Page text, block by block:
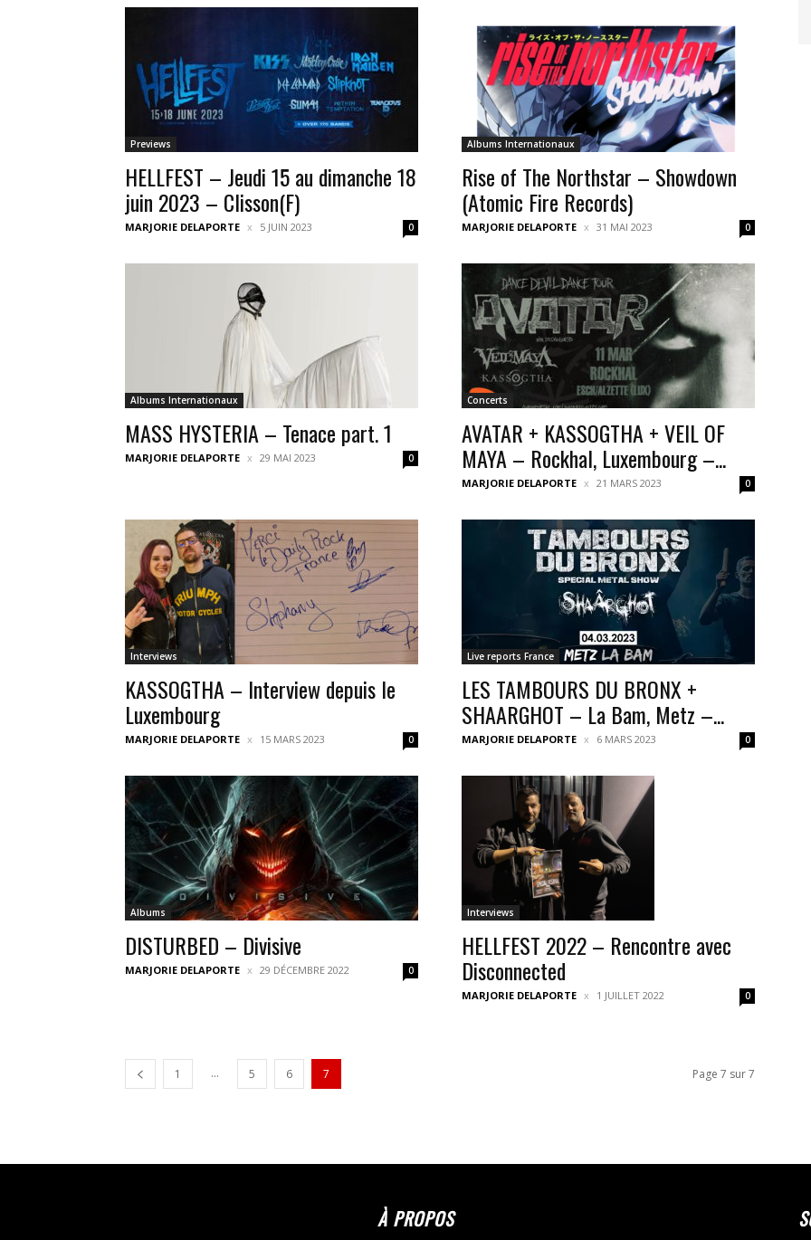
Previews
HELLFEST – Jeudi 15 au dimanche 18
juin 2023 – Clisson(F)
MARJORIE DELAPORTE 5 JUIN 2023 0
Albums Internationaux
Rise of The Northstar – Showdown
(Atomic Fire Records)
MARJORIE DELAPORTE 31 MAI 2023 0
Albums Internationaux
MASS HYSTERIA – Tenace part. 1
MARJORIE DELAPORTE 29 MAI 2023 0
Concerts
AVATAR + KASSOGTHA + VEIL OF
MAYA – Rockhal, Luxembourg –...
MARJORIE DELAPORTE 21 MARS 2023 0
Interviews
KASSOGTHA – Interview depuis le
Luxembourg
MARJORIE DELAPORTE 15 MARS 2023 0
Live reports France
LES TAMBOURS DU BRONX +
SHAARGHOT – La Bam, Metz –...
MARJORIE DELAPORTE 6 MARS 2023 0
Albums
DISTURBED – Divisive
MARJORIE DELAPORTE 29 DÉCEMBRE 2022 0
Interviews
HELLFEST 2022 – Rencontre avec
Disconnected
MARJORIE DELAPORTE 1 JUILLET 2022 0
1 ... 5 6 7 Page 7 sur 7
À PROPOS